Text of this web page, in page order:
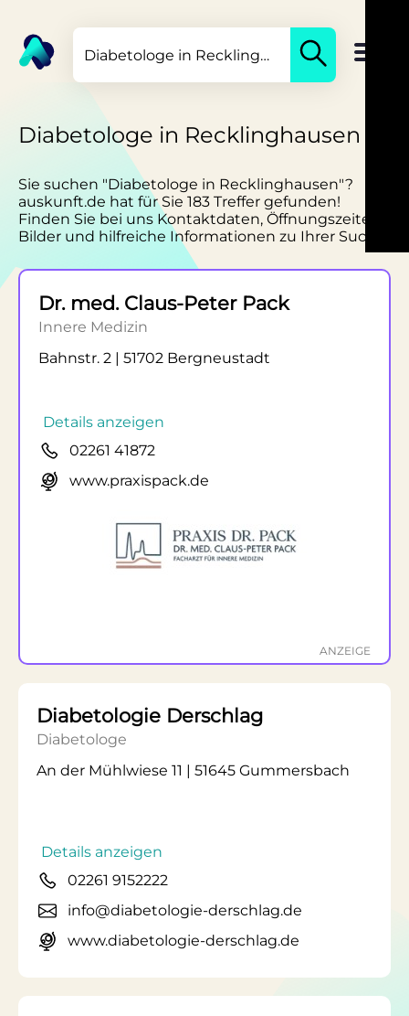
Diabetologe in Recklinghausen
Sie suchen "Diabetologe in Recklinghausen"?
auskunft.de hat für Sie 183 Treffer gefunden!
Finden Sie bei uns Kontaktdaten, Öffnungszeiten,
Bilder und hilfreiche Informationen zu Ihrer Suche.
Dr. med. Claus-Peter Pack
Innere Medizin
Bahnstr. 2 | 51702 Bergneustadt
Details anzeigen
02261 41872
www.praxispack.de
ANZEIGE
Diabetologie Derschlag
Diabetologe
An der Mühlwiese 11 | 51645 Gummersbach
Details anzeigen
02261 9152222
info@diabetologie-derschlag.de
www.diabetologie-derschlag.de